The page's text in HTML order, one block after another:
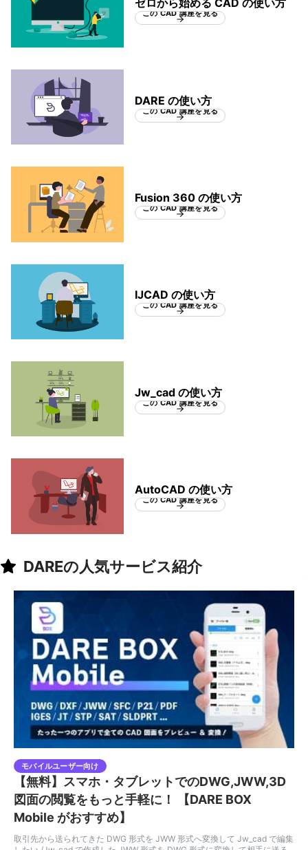
ゼロから始める CAD の使い方
この CAD 講座を見る
DARE の使い方
この CAD 講座を見る
Fusion 360 の使い方
この CAD 講座を見る
IJCAD の使い方
この CAD 講座を見る
Jw_cad の使い方
この CAD 講座を見る
AutoCAD の使い方
この CAD 講座を見る
DAREの人気サービス紹介
モバイルユーザー向け
【無料】スマホ・タブレットでのDWG,JWW,3D
図面の閲覧をもっと手軽に！ 【DARE BOX
Mobile がおすすめ】
取引先から送られてきた DWG 形式を JWW 形式へ変換して Jw_cad で編集